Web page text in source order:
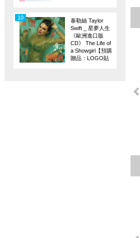
泰勒絲 Taylor
Swift _ 星夢人生
《歐洲進口版
CD》 The Life of
a Showgirl【預購
贈品：LOGO貼
10